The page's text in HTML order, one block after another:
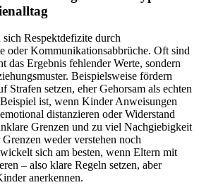
Respektdefizite durch
oder Kommunikationsabbrüche. Oft sind
das Ergebnis fehlender Werte, sondern
Beispielsweise fördern
Strafen setzen, eher Gehorsam als echten
ist, wenn Kinder Anweisungen
distanzieren oder Widerstand
Grenzen und zu viel Nachgiebigkeit
weder verstehen noch
sich am besten, wenn Eltern mit
– also klare Regeln setzen, aber
anerkennen.